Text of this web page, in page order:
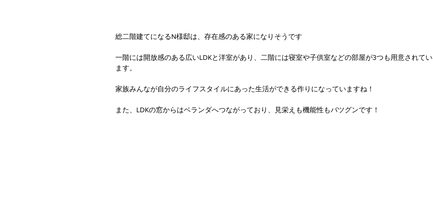
総二階建てになるN様邸は、存在感のある家になりそうです
一階には開放感のある広いLDKと洋室があり、二階には寝室や子供室などの部屋が3つも用意されてい
ます。
家族みんなが自分のライフスタイルにあった生活ができる作りになっていますね！
また、LDKの窓からはベランダへつながっており、見栄えも機能性もバツグンです！